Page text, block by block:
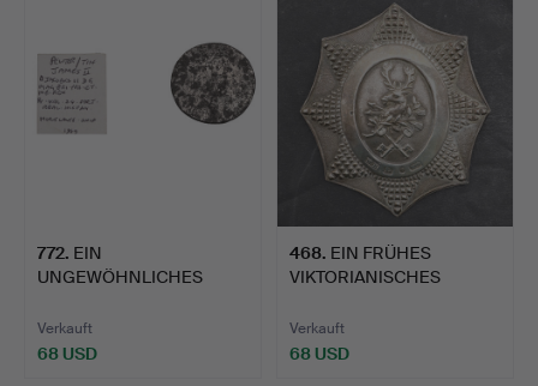
772. EIN
UNGEWÖHNLICHES
…
Verkauft
68 USD
468. EIN FRÜHES
VIKTORIANISCHES
Verkauft
68 USD